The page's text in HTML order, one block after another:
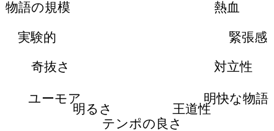
熱血
緊張感
対立性
明快な物語
王道性
テンポの良さ
明るさ
ユーモア
奇抜さ
実験的
物語の規模